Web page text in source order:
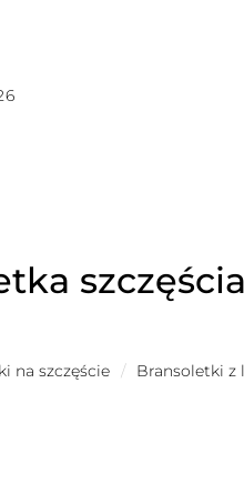
na szczęście / Bransoletki z